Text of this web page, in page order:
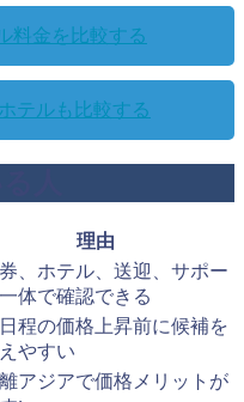
料金を比較する
テルも比較する
理由
、ホテル、送迎、サポー
一体で確認できる
程の価格上昇前に候補を
やすい
アジアで価格メリットが